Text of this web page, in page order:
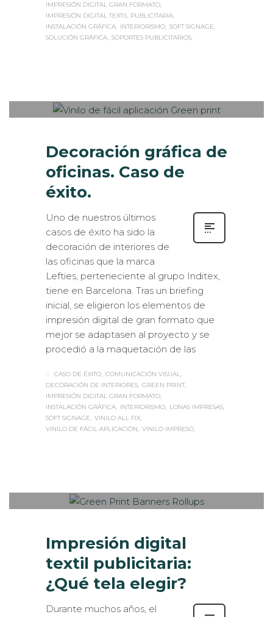
IMPRESIÓN DIGITAL GRAN FORMATO
IMPRESIÓN DIGITAL TEXTIL PUBLICITARIA
INSTALACIÓN GRÁFICA
INTERIORISMO SOFT SIGNAGE
SOLUCIÓN GRÁFICA SOPORTES PUBLICITARIOS
Decoración gráfica de
oficinas. Caso de
éxito.
Uno de nuestros últimos
casos de éxito ha sido la
decoración de interiores de
las oficinas que la marca
Lefties, perteneciente al grupo Inditex,
tiene en Barcelona. Tras un briefing
inicial, se eligieron los elementos de
impresión digital de gran formato que
mejor se adaptasen al proyecto y se
procedió a la maquetación de las
CASO DE ÉXITO COMUNICACIÓN VISUAL
DECORACIÓN DE INTERIORES GREEN PRINT
IMPRESIÓN DIGITAL GRAN FORMATO
INSTALACIÓN GRÁFICA
INTERIORISMO
LONAS IMPRESAS
SOFT SIGNAGE
VINILO ALL FIX
VINILO DE FÁCIL APLICACIÓN
VINILO IMPRESO
Impresión digital
textil publicitaria:
¿Qué tela elegir?
Durante muchos años, el